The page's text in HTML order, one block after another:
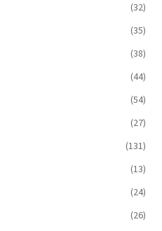
(32)
(35)
(38)
(44)
(54)
(27)
(131)
(13)
(24)
(26)